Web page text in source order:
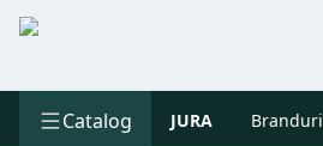
Catalog JURA Branduri